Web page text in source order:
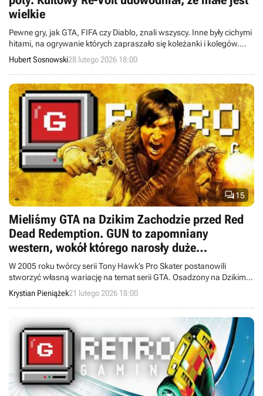
wielkie
Pewne gry, jak GTA, FIFA czy Diablo, znali wszyscy. Inne były cichymi
hitami, na ogrywanie których zapraszało się koleżanki i kolegów.
Takim sentymentalnym przebojem był Re-Volt – arcade’owa ścigałka
o zdalnie sterowanych samochodzikach.
Hubert Sosnowski28 lutego 2026 18:00
15
Mieliśmy GTA na Dzikim Zachodzie przed Red
Dead Redemption. GUN to zapomniany
western, wokół którego narosły duże
kontrowersje
W 2005 roku twórcy serii Tony Hawk’s Pro Skater postanowili
stworzyć własną wariację na temat serii GTA. Osadzony na Dzikim
Zachodzie GUN przetarł szlaki dla cyklu Red Dead Redemption.
Krystian Pieniążek21 lutego 2026 18:00